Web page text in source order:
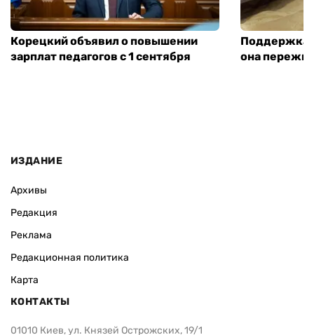
Корецкий объявил о повышении
зарплат педагогов с 1 сентября
Поддержка
она
ИЗДАНИЕ
Архивы
Редакция
Реклама
Редакционная политика
Карта
КОНТАКТЫ
01010 Киев, ул. Князей Острожских, 19/1